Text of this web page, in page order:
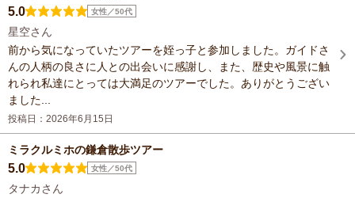
5.0 女性／50代
星空さん
前から気になっていたツアーを姪っ子と参加しました。ガイドさ
んの人柄の良さに人との出会いに感謝し、また、歴史や風景に触
れられ私達にとっては大満足のツアーでした。ありがとうござい
ました...
投稿日：2026年6月15日
ミラクルミホの鎌倉散歩ツアー
5.0 女性／50代
タナカさん